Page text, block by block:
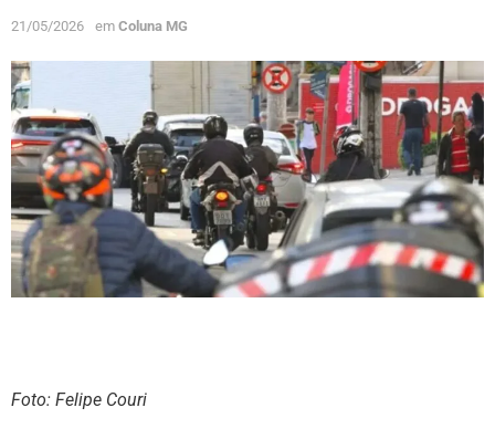
21/05/2026 em Coluna MG
Foto: Felipe Couri